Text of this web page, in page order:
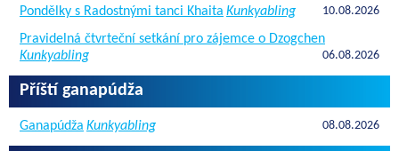
Pondělky s Radostnými tanci Khaita Kunkyabling 10.08.2026
Pravidelná čtvrteční setkání pro zájemce o Dzogchen
Kunkyabling
06.08.2026
Příští ganapúdža
Ganapúdža Kunkyabling 08.08.2026